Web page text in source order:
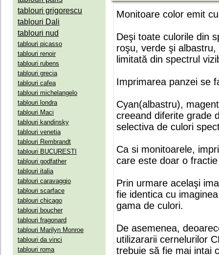
tablouri grigorescu
tablouri Dali
tablouri nud
tablouri picasso
tablouri renoir
tablouri rubens
tablouri grecia
tablouri cafea
tablouri michelangelo
tablouri londra
tablouri Maci
tablouri kandinsky
tablouri venetia
tablouri Rembrandt
tablouri BUCURESTI
tablouri godfather
tablouri italia
tablouri caravaggio
tablouri scarface
tablouri chicago
tablouri boucher
tablouri fragonard
tablouri Marilyn Monroe
tablouri da vinci
tablouri roma
Monitoare color emit
Deşi toate culorile din
roşu, verde şi
limitată din spectrul
Imprimarea panzei se
Cyan(albastru),
creeand diferite grade
selectiva de culori
Ca si monitoarele,
care este doar o
Prin urmare acelaşi
fie identica cu
gama de culori.
De asemenea,
utilizararii cernelurilor
trebuie să fie mai intai